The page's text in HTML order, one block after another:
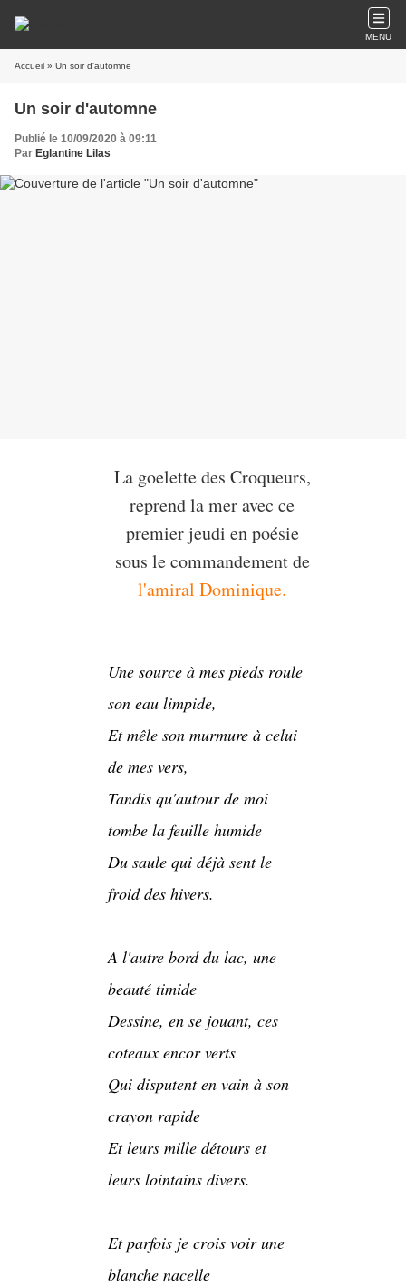
MENU
Accueil » Un soir d'automne
Un soir d'automne
Publié le 10/09/2020 à 09:11
Par Eglantine Lilas
La goelette des Croqueurs,
reprend la mer avec ce
premier jeudi en poésie
sous le commandement de
l'amiral Dominique.
Une source à mes pieds roule
son eau limpide,
Et mêle son murmure à celui
de mes vers,
Tandis qu'autour de moi
tombe la feuille humide
Du saule qui déjà sent le
froid des hivers.
A l'autre bord du lac, une
beauté timide
Dessine, en se jouant, ces
coteaux encor verts
Qui disputent en vain à son
crayon rapide
Et leurs mille détours et
leurs lointains divers.
Et parfois je crois voir une
blanche nacelle